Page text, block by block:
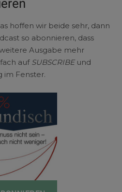
hoffen wir beide sehr, dann
so abonnieren, dass
Ausgabe mehr
auf SUBSCRIBEund
im Fenster.